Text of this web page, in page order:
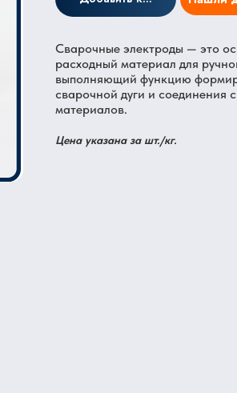
Сварочные электроды — это
расходный материал для
выполняющий функцию
сварочной дуги и соединения
материалов.
Цена указана за шт./кг.